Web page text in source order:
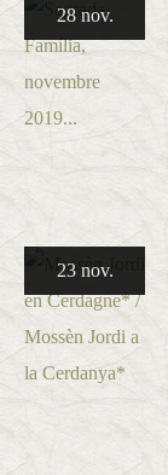
28 nov.
23 nov.